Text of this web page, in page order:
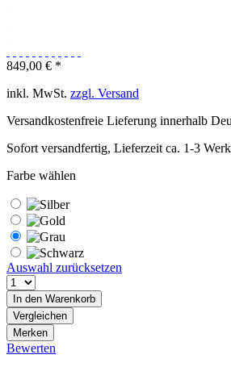
849,00 € *
inkl. MwSt. zzgl. Versand
Versandkostenfreie Lieferung innerhalb
Sofort versandfertig, Lieferzeit ca. 1-3
Farbe wählen
Auswahl zurücksetzen
In den Warenkorb
Vergleichen
Merken
Bewerten